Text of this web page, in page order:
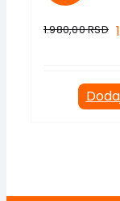
1.980,00RSD